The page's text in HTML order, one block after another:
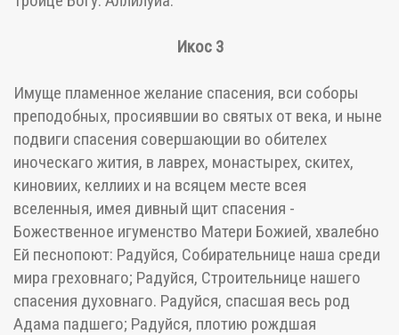
Икос 3
Имуще пламенное желание спасения, вси соборы
преподобных, просиявшии во святых от века, и ныне
подвиги спасения совершающии во обителех
иноческаго жития, в лаврех, монастырех, скитех,
киновиих, келлиих и на всяцем месте всея
вселенныя, имея дивный щит спасения -
Божественное игуменство Матери Божией, хвалебно
Ей песнопоют: Радуйся, Собирательнице наша среди
мира греховнаго; Радуйся, Строительнице нашего
спасения духовнаго. Радуйся, спасшая весь род
Адама падшего; Радуйся, плотию рождшая